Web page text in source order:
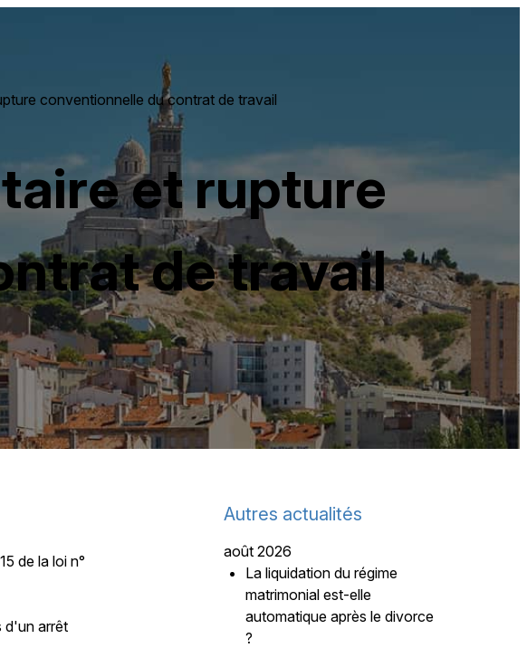
conventionnelle du contrat de travail
et rupture
de travail
de la loi n°
d'un arrêt
Autres actualités
août 2026
La liquidation du régime
matrimonial est-elle
automatique après le divorce
?